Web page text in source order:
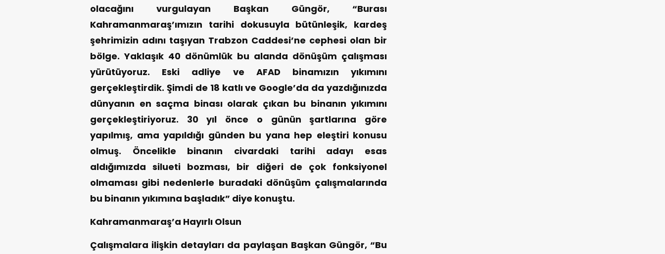
olacağını vurgulayan Başkan Güngör, “Burası
Kahramanmaraş’ımızın tarihi dokusuyla bütünleşik, kardeş
şehrimizin adını taşıyan Trabzon Caddesi’ne cephesi olan bir
bölge. Yaklaşık 40 dönümlük bu alanda dönüşüm çalışması
yürütüyoruz. Eski adliye ve AFAD binamızın yıkımını
gerçekleştirdik. Şimdi de 18 katlı ve Google’da da yazdığınızda
dünyanın en saçma binası olarak çıkan bu binanın yıkımını
gerçekleştiriyoruz. 30 yıl önce o günün şartlarına göre
yapılmış, ama yapıldığı günden bu yana hep eleştiri konusu
olmuş. Öncelikle binanın civardaki tarihi adayı esas
aldığımızda silueti bozması, bir diğeri de çok fonksiyonel
olmaması gibi nedenlerle buradaki dönüşüm çalışmalarında
bu binanın yıkımına başladık” diye konuştu.
Kahramanmaraş’a Hayırlı Olsun
Çalışmalara ilişkin detayları da paylaşan Başkan Güngör, “Bu